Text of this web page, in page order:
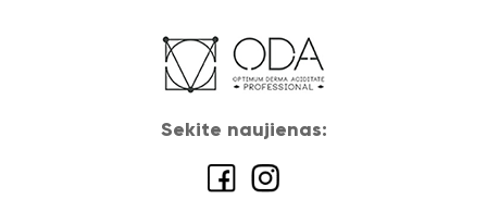
Sekite naujienas: